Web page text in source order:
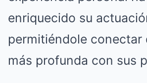
enriquecido su
permitiéndole conectar
más profunda con sus